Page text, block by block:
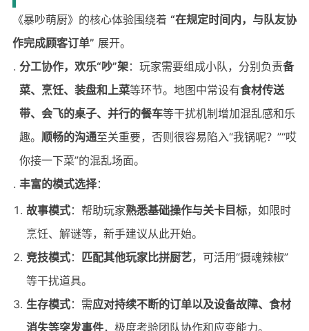
《暴吵萌厨》的核心体验围绕着 “在规定时间内，与队友协
作完成顾客订单” 展开。
分工协作，欢乐“吵”架：玩家需要组成小队，分别负责备
菜、烹饪、装盘和上菜等环节。地图中常设有食材传送
带、会飞的桌子、并行的餐车等干扰机制增加混乱感和乐
趣。 顺畅的沟通至关重要，否则很容易陷入“我锅呢？”“哎
你接一下菜”的混乱场面。
丰富的模式选择：
故事模式：帮助玩家熟悉基础操作与关卡目标，如限时
烹饪、解谜等，新手建议从此开始。
竞技模式： 匹配其他玩家比拼厨艺，可活用“摄魂辣椒”
等干扰道具。
生存模式：需应对持续不断的订单以及设备故障、食材
消失等突发事件，极度考验团队协作和应变能力。